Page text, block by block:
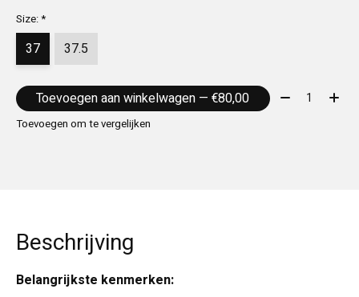
Size:*
37 37.5
Toevoegen aan winkelwagen — €80,00 Aantal:
Toevoegen om te vergelijken
Beschrijving
Belangrijkste kenmerken: